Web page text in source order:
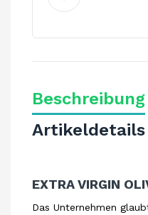
Beschreibung
Artikeldetails
EXTRA VIRGIN
Das Unternehmen